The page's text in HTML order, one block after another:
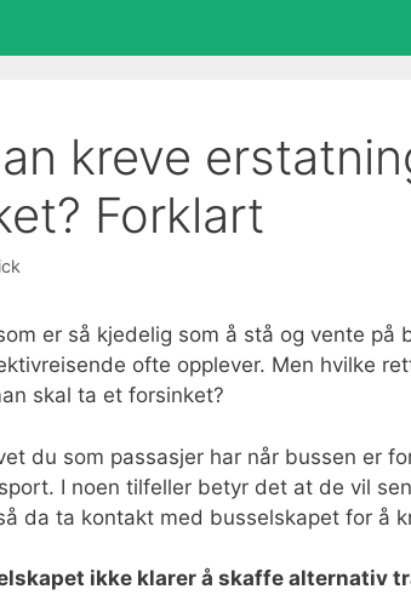
kreve
Forklart
er så kjedelig som å stå og vente på
ofte opplever. Men hvilke
skal ta et forsinket?
du som passasjer har når bussen er
I noen tilfeller betyr det at de vil
da ta kontakt med busselskapet for å
ikke klarer å skaffe alternativ